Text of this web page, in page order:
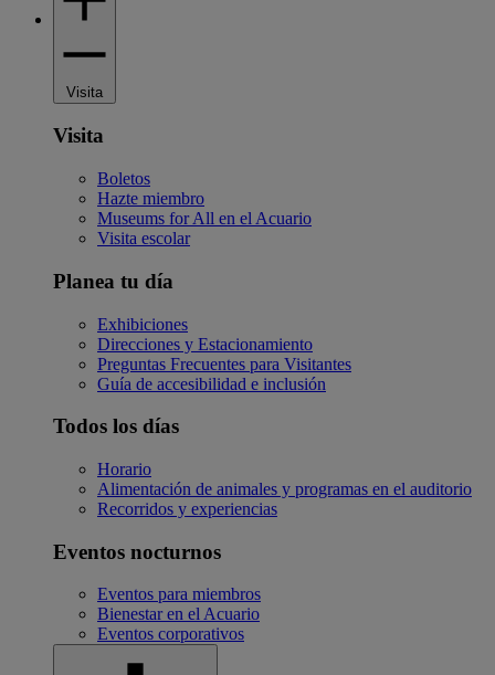
Visita
Visita
Boletos
Hazte miembro
Museums for All en el Acuario
Visita escolar
Planea tu día
Exhibiciones
Direcciones y Estacionamiento
Preguntas Frecuentes para Visitantes
Guía de accesibilidad e inclusión
Todos los días
Horario
Alimentación de animales y programas en el auditorio
Recorridos y experiencias
Eventos nocturnos
Eventos para miembros
Bienestar en el Acuario
Eventos corporativos